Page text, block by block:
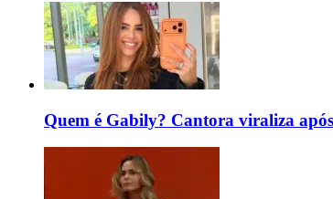
Quem é Gabily? Cantora viraliza